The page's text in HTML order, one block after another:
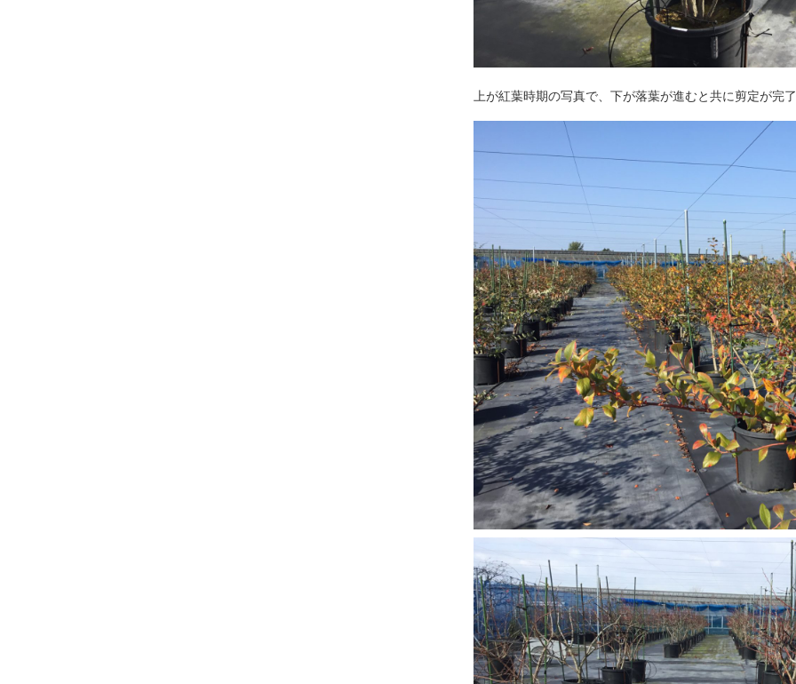
上が紅葉時期の写真で、下が落葉が進むと共に剪定が完